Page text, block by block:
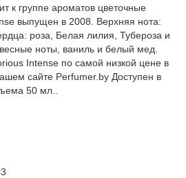
к группе ароматов цветочные
выпущен в 2008. Верхняя нота:
роза, Белая лилия, Тубероза и
ноты, ваниль и белый мед.
Intense по самой низкой цене в
сайте Perfumer.by Доступен в
50 мл..